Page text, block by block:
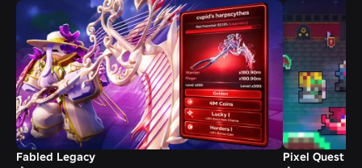
Fabled Legacy
Pixel Quest